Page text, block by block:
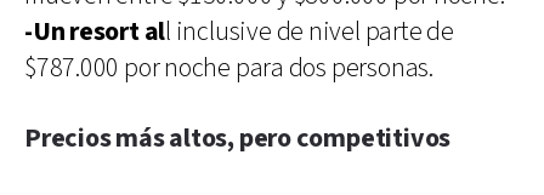
-Un resort all inclusive de nivel parte de
$787.000 por noche para dos personas.
Precios más altos, pero competitivos